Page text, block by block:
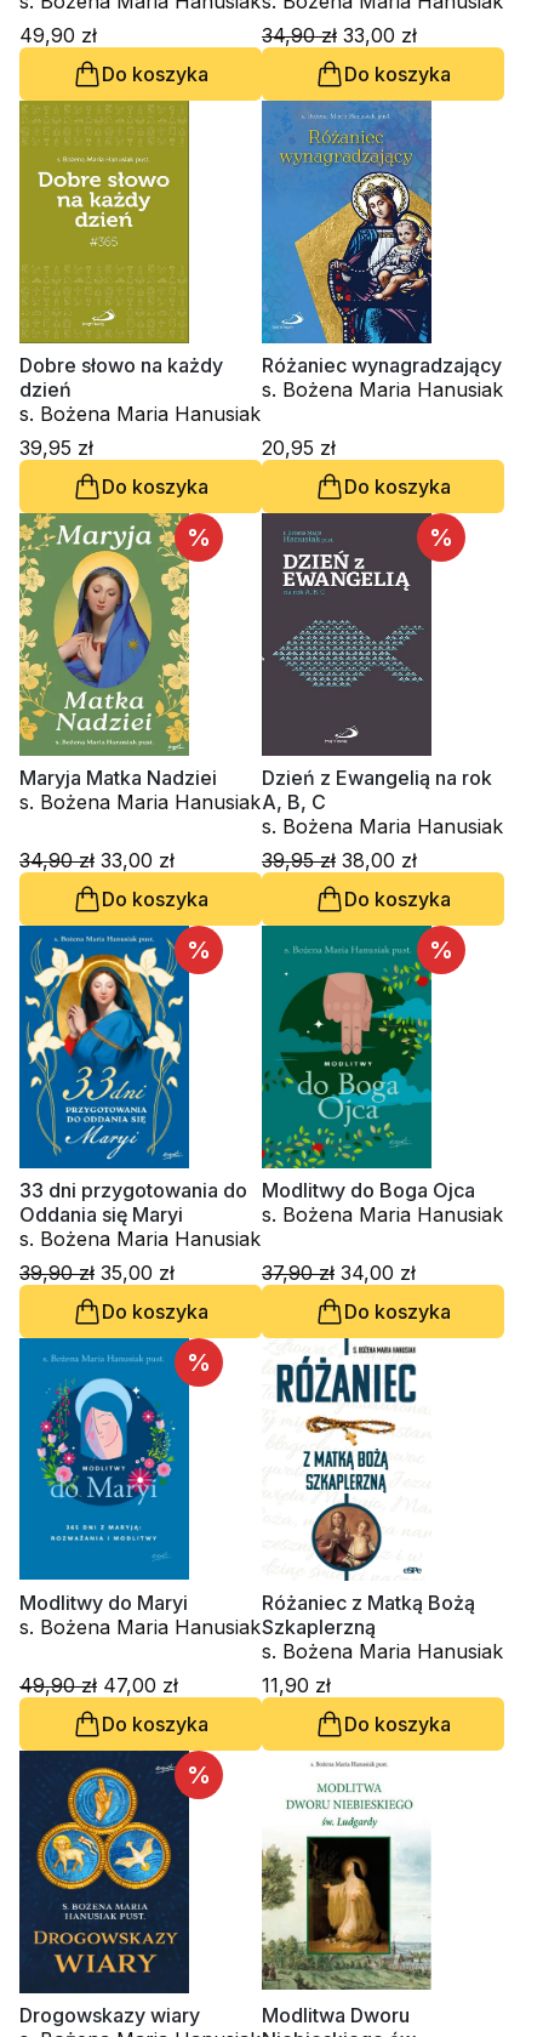
49,90 zł
Do koszyka
34,90 zł 33,00 zł
Do koszyka
Dobre słowo na każdy
dzień
s. Bożena Maria Hanusiak
39,95 zł
Do koszyka
Różaniec wynagradzający
s. Bożena Maria Hanusiak
20,95 zł
Do koszyka
%
Maryja Matka Nadziei
s. Bożena Maria Hanusiak
34,90 zł 33,00 zł
Do koszyka
%
Dzień z Ewangelią na rok
A, B, C
s. Bożena Maria Hanusiak
39,95 zł 38,00 zł
Do koszyka
%
33 dni przygotowania do
Oddania się Maryi
s. Bożena Maria Hanusiak
39,90 zł 35,00 zł
Do koszyka
%
Modlitwy do Boga Ojca
s. Bożena Maria Hanusiak
37,90 zł 34,00 zł
Do koszyka
%
Modlitwy do Maryi
s. Bożena Maria Hanusiak
49,90 zł 47,00 zł
Do koszyka
Różaniec z Matką Bożą
Szkaplerzną
s. Bożena Maria Hanusiak
11,90 zł
Do koszyka
%
Drogowskazy wiary
Modlitwa Dworu